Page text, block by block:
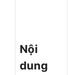
Nội
dung